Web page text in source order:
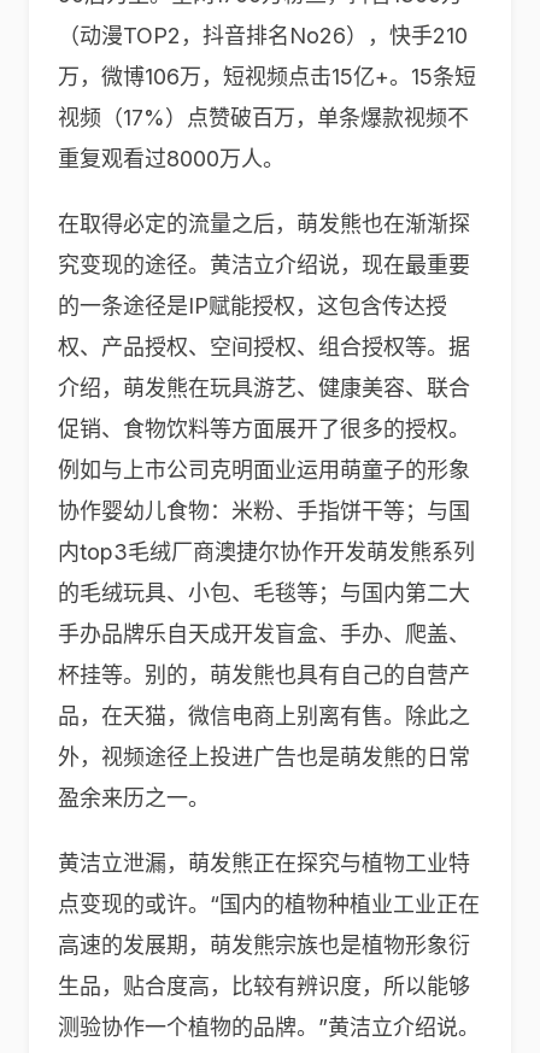
（动漫TOP2，抖音排名No26），快手210
万，微博106万，短视频点击15亿+。15条短
视频（17%）点赞破百万，单条爆款视频不
重复观看过8000万人。
在取得必定的流量之后，萌发熊也在渐渐探
究变现的途径。黄洁立介绍说，现在最重要
的一条途径是IP赋能授权，这包含传达授
权、产品授权、空间授权、组合授权等。据
介绍，萌发熊在玩具游艺、健康美容、联合
促销、食物饮料等方面展开了很多的授权。
例如与上市公司克明面业运用萌童子的形象
协作婴幼儿食物：米粉、手指饼干等；与国
内top3毛绒厂商澳捷尔协作开发萌发熊系列
的毛绒玩具、小包、毛毯等；与国内第二大
手办品牌乐自天成开发盲盒、手办、爬盖、
杯挂等。别的，萌发熊也具有自己的自营产
品，在天猫，微信电商上别离有售。除此之
外，视频途径上投进广告也是萌发熊的日常
盈余来历之一。
黄洁立泄漏，萌发熊正在探究与植物工业特
点变现的或许。“国内的植物种植业工业正在
高速的发展期，萌发熊宗族也是植物形象衍
生品，贴合度高，比较有辨识度，所以能够
测验协作一个植物的品牌。”黄洁立介绍说。